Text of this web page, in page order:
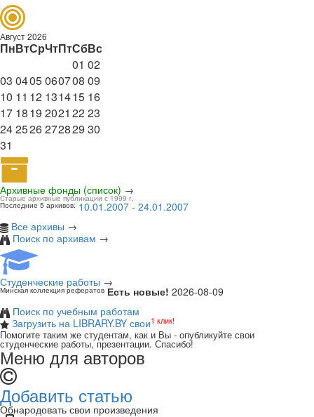
Август 2026
ПнВтСрЧтПтСбВс
01 02
03 0405060708 09
10 11 12 131415 16
17 1819 2021 2223
242526272829 30
31
Архивные фонды (список) →
Старые архивные публикации с 1999 г.
Последние 5 архивов: 10.01.2007 - 24.01.2007
Все архивы →
Поиск по архивам →
Студенческие работы →
Минская коллекция рефератов Есть новые! 2026-08-09
Поиск по учебным работам
Загрузить на LIBRARY.BY свои1 клик!
Помогите таким же студентам, как и Вы - опубликуйте свои
студенческие работы, презентации. Спасибо!
Меню для авторов
Добавить статью
Обнародовать свои произведения